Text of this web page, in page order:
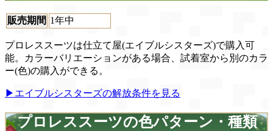
販売期間 1年中
プロレススーツは仕立て屋(エイブルシスターズ)で購入可
能。カラーバリエーションがある場合、試着室から別のカラ
ー(色)の購入ができる。
▶エイブルシスターズの解放条件を見る
プロレススーツの色パターン・種類